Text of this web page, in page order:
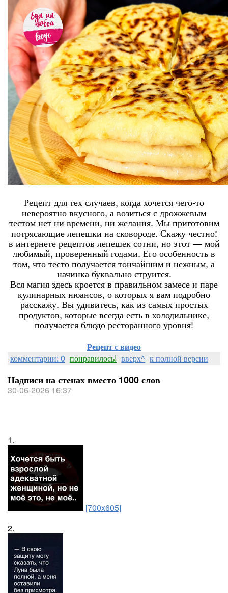
Рецепт для тех случаев, когда хочется чего-то
невероятно вкусного, а возиться с дрожжевым
тестом нет ни времени, ни желания. Мы приготовим
потрясающие лепешки на сковороде. Скажу честно:
в интернете рецептов лепешек сотни, но этот — мой
любимый, проверенный годами. Его особенность в
том, что тесто получается тончайшим и нежным, а
начинка буквально струится.
Вся магия здесь кроется в правильном замесе и паре
кулинарных нюансов, о которых я вам подробно
расскажу. Вы удивитесь, как из самых простых
продуктов, которые всегда есть в холодильнике,
получается блюдо ресторанного уровня!
Рецепт с видео
комментарии: 0 понравилось! вверх^ к полной версии
Надписи на стенах вместо 1000 слов
30-06-2026 16:37
1.
[700x605]
2.